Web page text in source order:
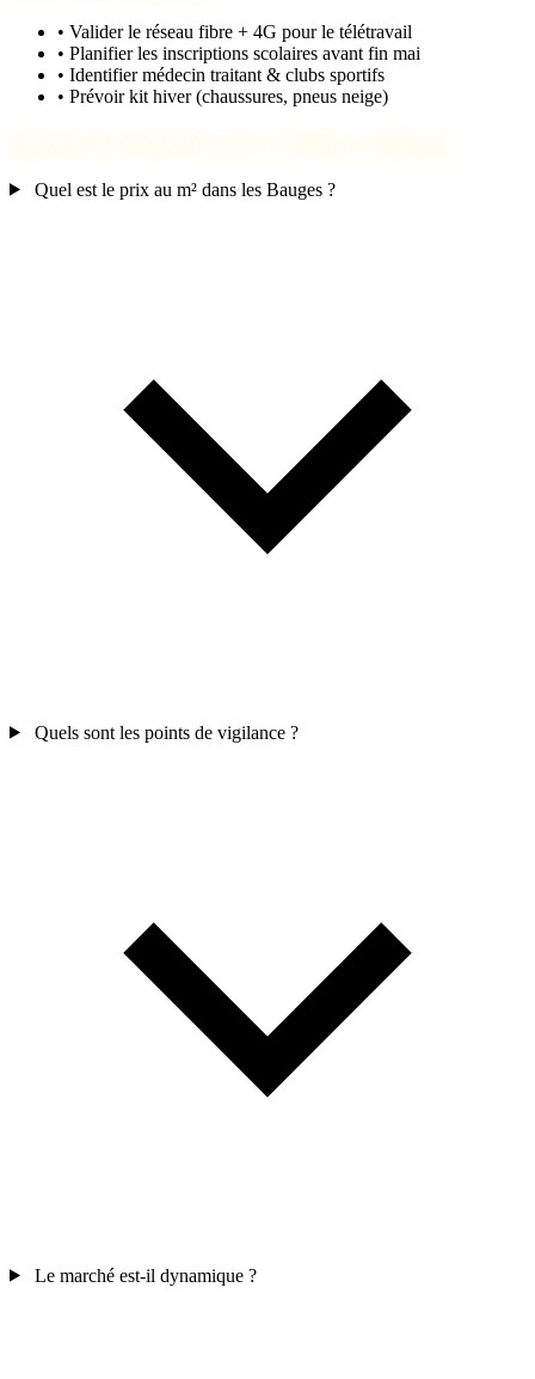
• Valider le réseau fibre + 4G pour le télétravail
• Planifier les inscriptions scolaires avant fin mai
• Identifier médecin traitant & clubs sportifs
• Prévoir kit hiver (chaussures, pneus neige)
Quel est le prix au m² dans les Bauges ?
Quels sont les points de vigilance ?
Le marché est-il dynamique ?